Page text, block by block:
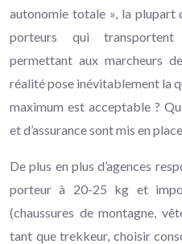
autonomie totale », la plupart
porteurs qui
permettant aux marcheurs
réalité pose inévitablement la
maximum est acceptable ?
et d’assurance sont mis en
De plus en plus d’agences
porteur à 20-25 kg et
(chaussures de montagne,
tant que trekkeur, choisir